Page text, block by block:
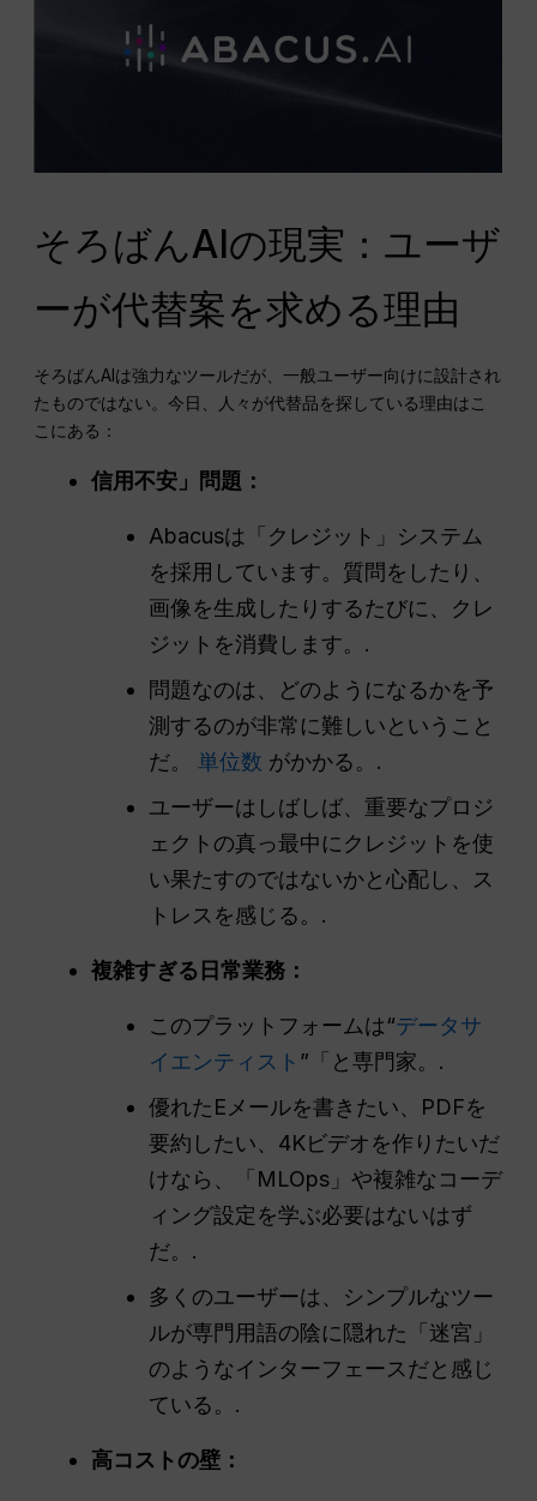
そろばんAIの現実：ユーザ
ーが代替案を求める理由
そろばんAIは強力なツールだが、一般ユーザー向けに設計され
たものではない。今日、人々が代替品を探している理由はこ
こにある：
信用不安」問題：
Abacusは「クレジット」システム
を採用しています。質問をしたり、
画像を生成したりするたびに、クレ
ジットを消費します。.
問題なのは、どのようになるかを予
測するのが非常に難しいということ
だ。単位数 がかかる。.
ユーザーはしばしば、重要なプロジ
ェクトの真っ最中にクレジットを使
い果たすのではないかと心配し、ス
トレスを感じる。.
複雑すぎる日常業務：
このプラットフォームは“データサ
イエンティスト ”「と専門家。.
優れたEメールを書きたい、PDFを
要約したい、4Kビデオを作りたいだ
けなら、「MLOps」や複雑なコーデ
ィング設定を学ぶ必要はないはず
だ。.
多くのユーザーは、シンプルなツー
ルが専門用語の陰に隠れた「迷宮」
のようなインターフェースだと感じ
ている。.
高コストの壁：